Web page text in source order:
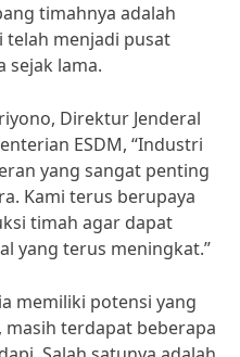
timahnya adalah
telah menjadi pusat
sejak lama.
Direktur Jenderal
ESDM, “Industri
yang sangat penting
Kami terus berupaya
timah agar dapat
yang terus meningkat.”
memiliki potensi yang
terdapat beberapa